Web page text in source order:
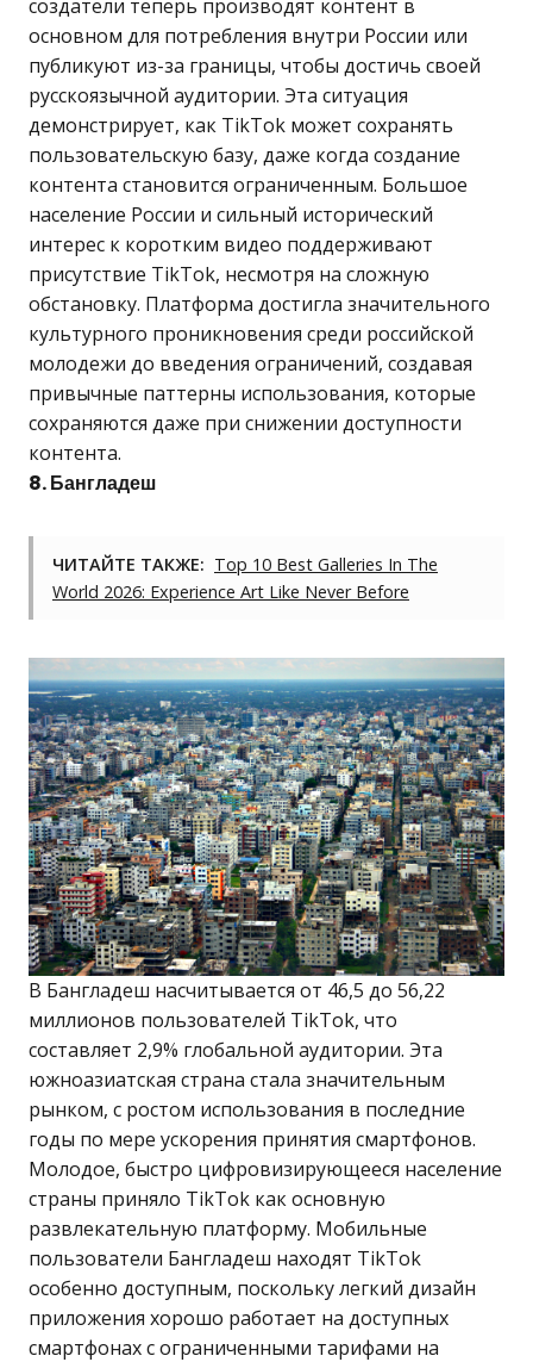
создатели теперь производят контент в
основном для потребления внутри России или
публикуют из-за границы, чтобы достичь своей
русскоязычной аудитории. Эта ситуация
демонстрирует, как TikTok может сохранять
пользовательскую базу, даже когда создание
контента становится ограниченным. Большое
население России и сильный исторический
интерес к коротким видео поддерживают
присутствие TikTok, несмотря на сложную
обстановку. Платформа достигла значительного
культурного проникновения среди российской
молодежи до введения ограничений, создавая
привычные паттерны использования, которые
сохраняются даже при снижении доступности
контента.
8. Бангладеш
ЧИТАЙТЕ ТАКЖЕ: Top 10 Best Galleries In The
World 2026: Experience Art Like Never Before
В Бангладеш насчитывается от 46,5 до 56,22
миллионов пользователей TikTok, что
составляет 2,9% глобальной аудитории. Эта
южноазиатская страна стала значительным
рынком, с ростом использования в последние
годы по мере ускорения принятия смартфонов.
Молодое, быстро цифровизирующееся население
страны приняло TikTok как основную
развлекательную платформу. Мобильные
пользователи Бангладеш находят TikTok
особенно доступным, поскольку легкий дизайн
приложения хорошо работает на доступных
смартфонах с ограниченными тарифами на